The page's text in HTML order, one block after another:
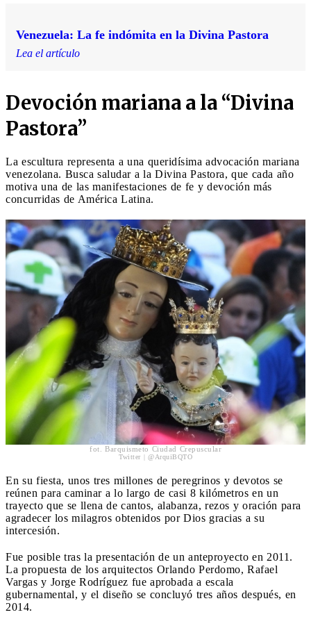
Venezuela: La fe indómita en la Divina Pastora
Lea el artículo
Devoción mariana a la “Divina
Pastora”
La escultura representa a una queridísima advocación mariana
venezolana. Busca saludar a la Divina Pastora, que cada año
motiva una de las manifestaciones de fe y devoción más
concurridas de América Latina.
fot. Barquismeto Ciudad Crepuscular
Twitter | @ArquiBQTO
En su fiesta, unos tres millones de peregrinos y devotos se
reúnen para caminar a lo largo de casi 8 kilómetros en un
trayecto que se llena de cantos, alabanza, rezos y oración para
agradecer los milagros obtenidos por Dios gracias a su
intercesión.
Fue posible tras la presentación de un anteproyecto en 2011.
La propuesta de los arquitectos Orlando Perdomo, Rafael
Vargas y Jorge Rodríguez fue aprobada a escala
gubernamental, y el diseño se concluyó tres años después, en
2014.